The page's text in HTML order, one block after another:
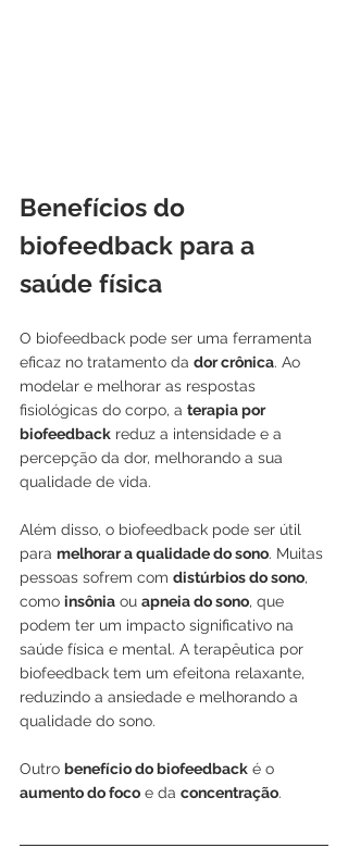
Benefícios do
biofeedback para a
saúde física
O biofeedback pode ser uma ferramenta
eficaz no tratamento da dor crônica. Ao
modelar e melhorar as respostas
fisiológicas do corpo, a terapia por
biofeedback reduz a intensidade e a
percepção da dor, melhorando a sua
qualidade de vida.
Além disso, o biofeedback pode ser útil
para melhorar a qualidade do sono. Muitas
pessoas sofrem com distúrbios do sono,
como insônia ou apneia do sono, que
podem ter um impacto significativo na
saúde física e mental. A terapêutica por
biofeedback tem um efeitona relaxante,
reduzindo a ansiedade e melhorando a
qualidade do sono.
Outro benefício do biofeedback é o
aumento do foco e da concentração.